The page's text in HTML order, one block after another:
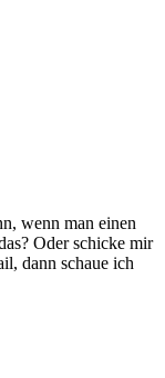
wenn man einen
Oder schicke mir
dann schaue ich